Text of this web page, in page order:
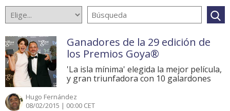
Ganadores de la 29 edición de
los Premios Goya®
'La isla mínima' elegida la mejor película,
y gran triunfadora con 10 galardones
Hugo Fernández
08/02/2015 | 00:00 CET